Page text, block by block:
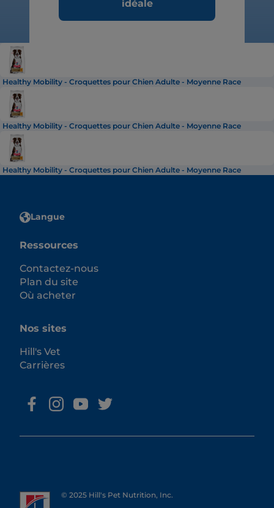
idéale
Healthy Mobility - Croquettes pour Chien Adulte - Moyenne Race
Healthy Mobility - Croquettes pour Chien Adulte - Moyenne Race
Healthy Mobility - Croquettes pour Chien Adulte - Moyenne Race
Langue
Ressources
Contactez-nous
Plan du site
Où acheter
Nos sites
Hill's Vet
Carrières
© 2025 Hill's Pet Nutrition, Inc.